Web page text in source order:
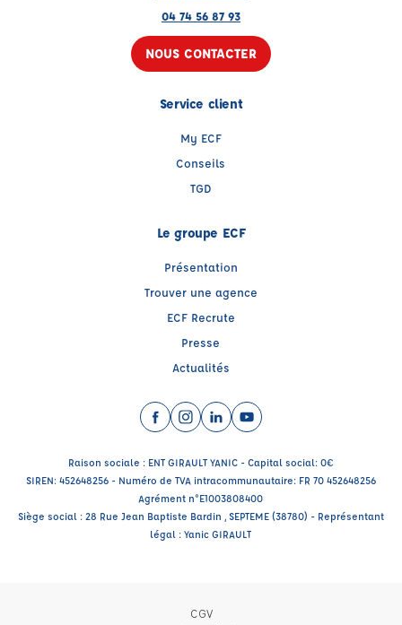
04 74 56 87 93
NOUS CONTACTER
Service client
My ECF
Conseils
TGD
Le groupe ECF
Présentation
Trouver une agence
ECF Recrute
Presse
Actualités
Facebook (nouvelle fenêtre)
Instagram (nouvelle fenêtre)
LinkedIn (nouvelle fenêtre)
YouTube (nouvelle
Raison sociale : ENT GIRAULT YANIC - Capital social: 0€
SIREN: 452648256 - Numéro de TVA intracommunautaire: FR 70 452648256
Agrément n°E1003808400
Siège social : 28 Rue Jean Baptiste Bardin , SEPTEME (38780) - Représentant
légal : Yanic GIRAULT
CGV